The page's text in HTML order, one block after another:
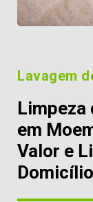
Lavagem
Limpeza
em
Valor e
Domicílio